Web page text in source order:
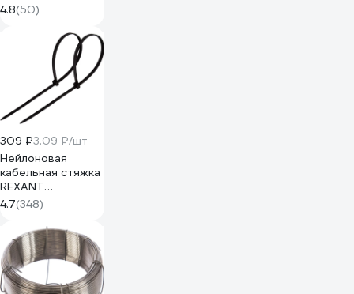
4.8(50)
309 ₽3.09 ₽/шт
Нейлоновая
кабельная стяжка
REXANT
300x4,8мм,
черная 100 шт/уп
07-1303
4.7(348)